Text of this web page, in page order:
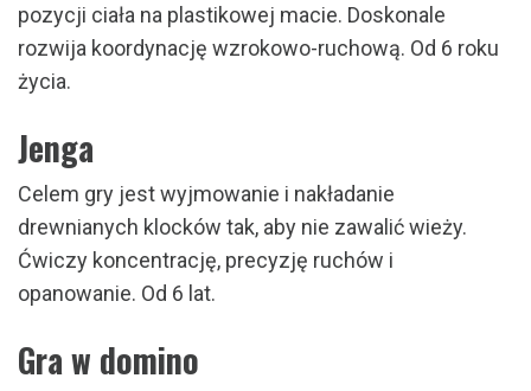
pozycji ciała na plastikowej macie. Doskonale
rozwija koordynację wzrokowo-ruchową. Od 6 roku
życia.
Jenga
Celem gry jest wyjmowanie i nakładanie
drewnianych klocków tak, aby nie zawalić wieży.
Ćwiczy koncentrację, precyzję ruchów i
opanowanie. Od 6 lat.
Gra w domino